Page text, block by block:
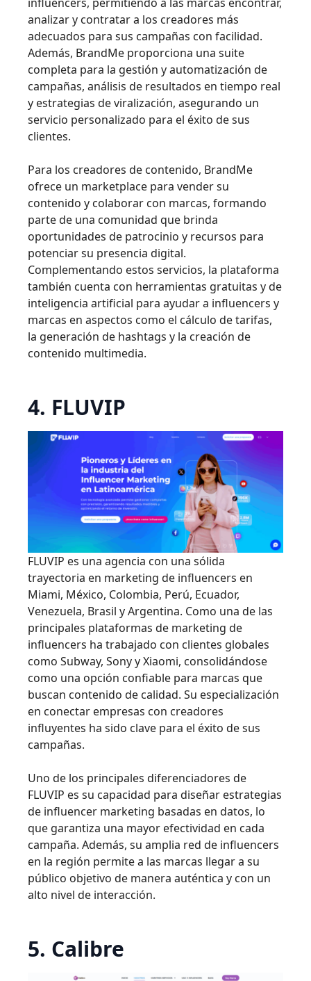
analizar y contratar a los creadores más
adecuados para sus campañas con facilidad.
Además, BrandMe proporciona una suite
completa para la gestión y automatización de
campañas, análisis de resultados en tiempo real
y estrategias de viralización, asegurando un
servicio personalizado para el éxito de sus
clientes.
Para los creadores de contenido, BrandMe
ofrece un marketplace para vender su
contenido y colaborar con marcas, formando
parte de una comunidad que brinda
oportunidades de patrocinio y recursos para
potenciar su presencia digital.
Complementando estos servicios, la plataforma
también cuenta con herramientas gratuitas y de
inteligencia artificial para ayudar a influencers y
marcas en aspectos como el cálculo de tarifas,
la generación de hashtags y la creación de
contenido multimedia.
4. FLUVIP
FLUVIP es una agencia con una sólida
trayectoria en marketing de influencers en
Miami, México, Colombia, Perú, Ecuador,
Venezuela, Brasil y Argentina. Como una de las
principales plataformas de marketing de
influencers ha trabajado con clientes globales
como Subway, Sony y Xiaomi, consolidándose
como una opción confiable para marcas que
buscan contenido de calidad. Su especialización
en conectar empresas con creadores
influyentes ha sido clave para el éxito de sus
campañas.
Uno de los principales diferenciadores de
FLUVIP es su capacidad para diseñar estrategias
de influencer marketing basadas en datos, lo
que garantiza una mayor efectividad en cada
campaña. Además, su amplia red de influencers
en la región permite a las marcas llegar a su
público objetivo de manera auténtica y con un
alto nivel de interacción.
5. Calibre